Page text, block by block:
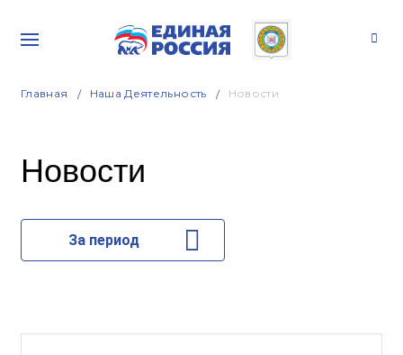
Главная Наша Деятельность Новости
Новости
За период